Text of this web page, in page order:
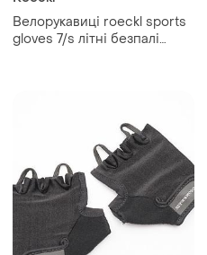
Велорукавиці roeckl sports
gloves 7/s літні безпалі